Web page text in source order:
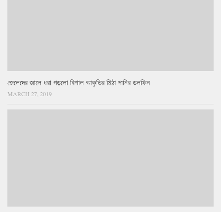
জেলেদের জালে ধরা পড়লো বিশাল আকৃতির মিঠা পানির ডলফিন
MARCH 27, 2019